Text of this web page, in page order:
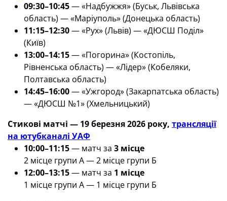
09:30–10:45— «Надбужжя» (Буськ, Львівська
область) — «Маріуполь» (Донецька область)
11:15–12:30— «Рух» (Львів) — «ДЮСШ Поділ»
(Київ)
13:00–14:15— «Погорина» (Костопіль,
Рівненська область) — «Лідер» (Кобеляки,
Полтавська область)
14:45–16:00— «Ужгород» (Закарпатська область)
— «ДЮСШ №1» (Хмельницький)
Стикові матчі — 19 березня 2026 року, трансляції
на ютубканалі УАФ
10:00–11:15— матч за 3 місце
2 місце групи А — 2 місце групи Б
12:00–13:15— матч за 1 місце
1 місце групи А — 1 місце групи Б